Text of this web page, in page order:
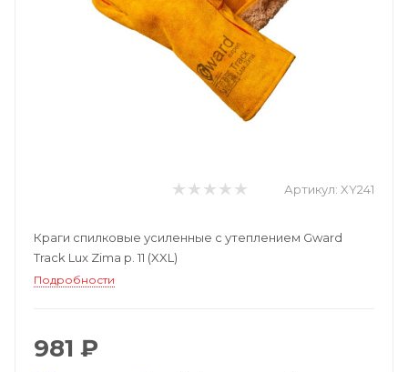
Артикул: XY241
Краги спилковые усиленные с утеплением Gward
Track Lux Zima р. 11 (XXL)
Подробности
981 ₽